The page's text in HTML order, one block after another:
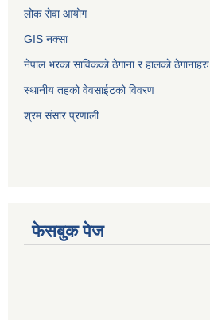
लोक सेवा आयोग
GIS नक्सा
नेपाल भरका साविककाे ठेगाना र हालकाे ठेगानाहरु
स्थानीय तहको वेवसाईटको विवरण
श्रम संसार प्रणाली
फेसबुक पेज